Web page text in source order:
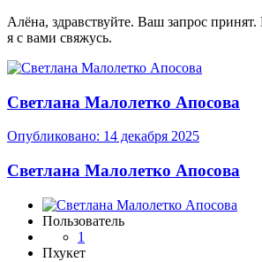
Алёна, здравствуйте. Ваш запрос
я с вами свяжусь.
Светлана Малолетко Апосова
Опубликовано: 14 декабря 2025
Светлана Малолетко Апосова
Пользователь
1
Пхукет